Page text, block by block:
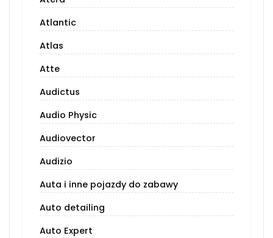
Atlantic
Atlas
Atte
Audictus
Audio Physic
Audiovector
Audizio
Auta i inne pojazdy do zabawy
Auto detailing
Auto Expert